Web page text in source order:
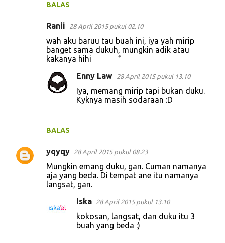
BALAS
Ranii 28 April 2015 pukul 02.10
wah aku baruu tau buah ini, iya yah mirip
banget sama dukuh, mungkin adik atau
kakanya hihi
BALAS
Enny Law 28 April 2015 pukul 13.10
Iya, memang mirip tapi bukan duku.
Kyknya masih sodaraan :D
yqyqy 28 April 2015 pukul 08.23
Mungkin emang duku, gan. Cuman namanya
aja yang beda. Di tempat ane itu namanya
langsat, gan.
Iska 28 April 2015 pukul 13.10
kokosan, langsat, dan duku itu 3
buah yang beda :)